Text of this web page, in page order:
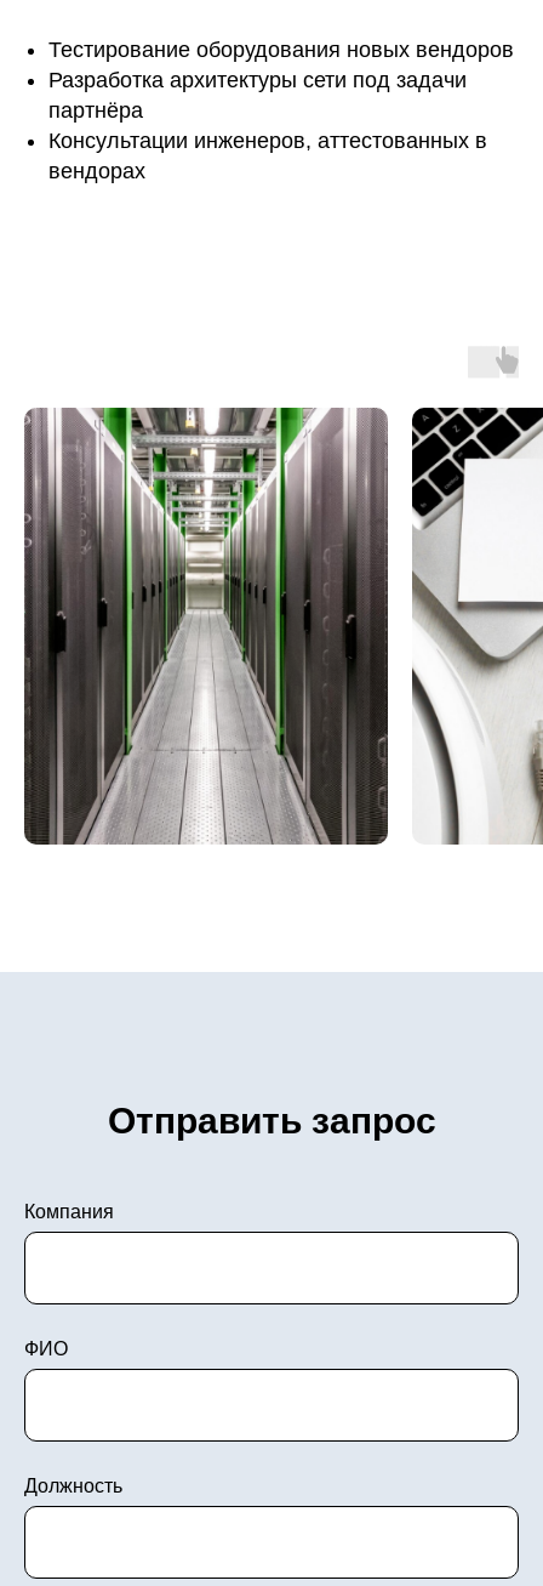
Тестирование оборудования новых вендоров
Разработка архитектуры сети под задачи
партнёра
Консультации инженеров, аттестованных в
вендорах
Отправить запрос
Компания
ФИО
Должность